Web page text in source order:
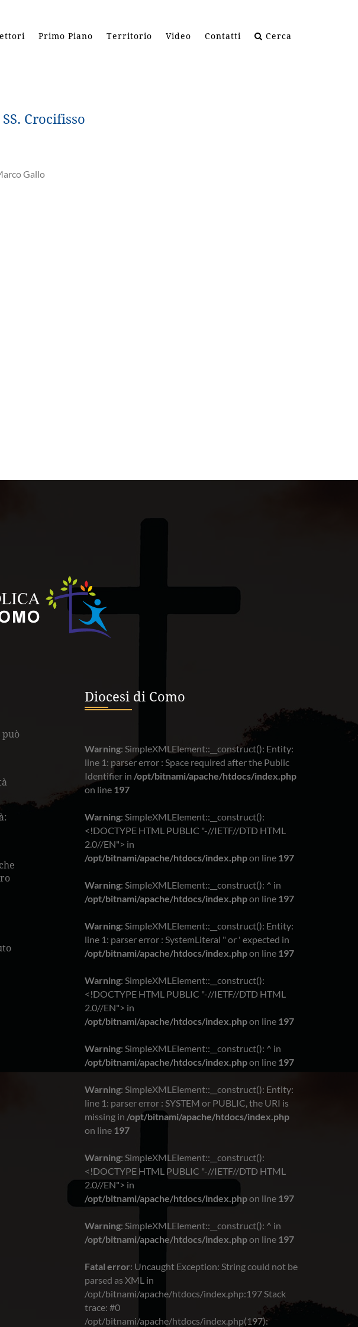
Primo Piano Territorio Video Contatti Cerca
Crocifisso
Gallo
può
Diocesi di Como
Warning: SimpleXMLElement::__construct(): Entity:
line 1: parser error : Space required after the Public
Identifier in /opt/bitnami/apache/htdocs/index.php
on line 197
Warning: SimpleXMLElement::__construct():
<!DOCTYPE HTML PUBLIC "-//IETF//DTD HTML
2.0//EN"> in
/opt/bitnami/apache/htdocs/index.phpon line 197
Warning: SimpleXMLElement::__construct(): ^ in
/opt/bitnami/apache/htdocs/index.phpon line 197
Warning: SimpleXMLElement::__construct(): Entity:
line 1: parser error : SystemLiteral " or ' expected in
/opt/bitnami/apache/htdocs/index.phpon line 197
Warning: SimpleXMLElement::__construct():
<!DOCTYPE HTML PUBLIC "-//IETF//DTD HTML
2.0//EN"> in
/opt/bitnami/apache/htdocs/index.phpon line 197
Warning: SimpleXMLElement::__construct(): ^ in
/opt/bitnami/apache/htdocs/index.phpon line 197
Warning: SimpleXMLElement::__construct(): Entity:
line 1: parser error : SYSTEM or PUBLIC, the URI is
missing in /opt/bitnami/apache/htdocs/index.php
on line 197
Warning: SimpleXMLElement::__construct():
<!DOCTYPE HTML PUBLIC "-//IETF//DTD HTML
2.0//EN"> in
/opt/bitnami/apache/htdocs/index.phpon line 197
Warning: SimpleXMLElement::__construct(): ^ in
/opt/bitnami/apache/htdocs/index.phpon line 197
Fatal error: Uncaught Exception: String could not be
parsed as XML in
/opt/bitnami/apache/htdocs/index.php:197 Stack
trace: #0
/opt/bitnami/apache/htdocs/index.php(197):